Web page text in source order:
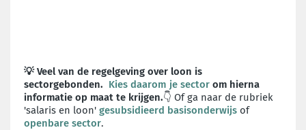
💡 Veel van de regelgeving over loon is
sectorgebonden. Kies daarom je sector om hierna
informatie op maat te krijgen.👇 Of ga naar de rubriek
'salaris en loon' gesubsidieerd basisonderwijs of
openbare sector.